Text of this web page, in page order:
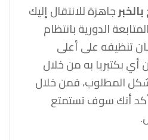
جاهزة للانتقال إليك
الدورية بانتظام
تنظيفه على أعلى
بكتيريا به من خلال
المطلوب، فمن خلال
أنك سوف تستمتع